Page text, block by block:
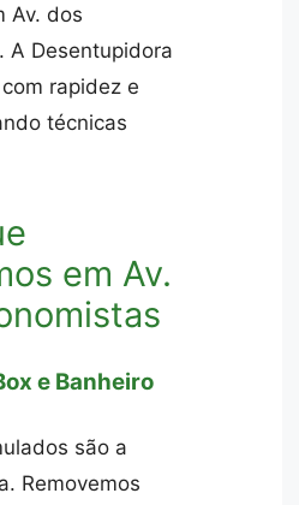
Av. dos
A Desentupidora
rapidez e
técnicas
em Av.
e Banheiro
são a
Removemos